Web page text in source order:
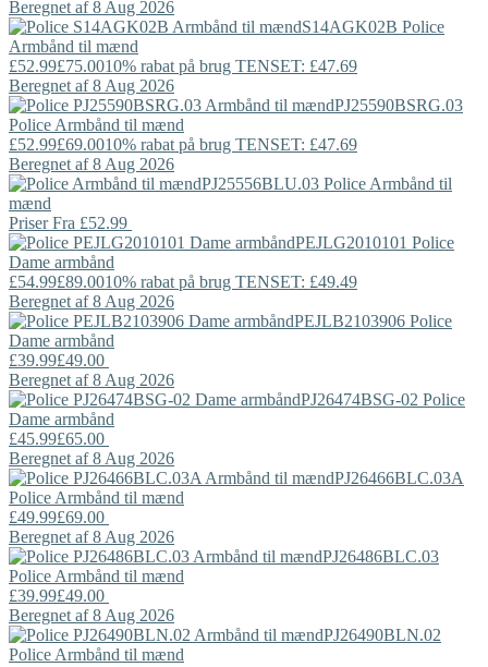
Beregnet af 8 Aug 2026
S14AGK02B Police
Armbånd til mænd
£52.99£75.0010% rabat på brug TENSET: £47.69
Beregnet af 8 Aug 2026
PJ25590BSRG.03
Police Armbånd til mænd
£52.99£69.0010% rabat på brug TENSET: £47.69
Beregnet af 8 Aug 2026
PJ25556BLU.03 Police Armbånd til
mænd
Priser Fra £52.99
PEJLG2010101 Police
Dame armbånd
£54.99£89.0010% rabat på brug TENSET: £49.49
Beregnet af 8 Aug 2026
PEJLB2103906 Police
Dame armbånd
£39.99£49.00
Beregnet af 8 Aug 2026
PJ26474BSG-02 Police
Dame armbånd
£45.99£65.00
Beregnet af 8 Aug 2026
PJ26466BLC.03A
Police Armbånd til mænd
£49.99£69.00
Beregnet af 8 Aug 2026
PJ26486BLC.03
Police Armbånd til mænd
£39.99£49.00
Beregnet af 8 Aug 2026
PJ26490BLN.02
Police Armbånd til mænd